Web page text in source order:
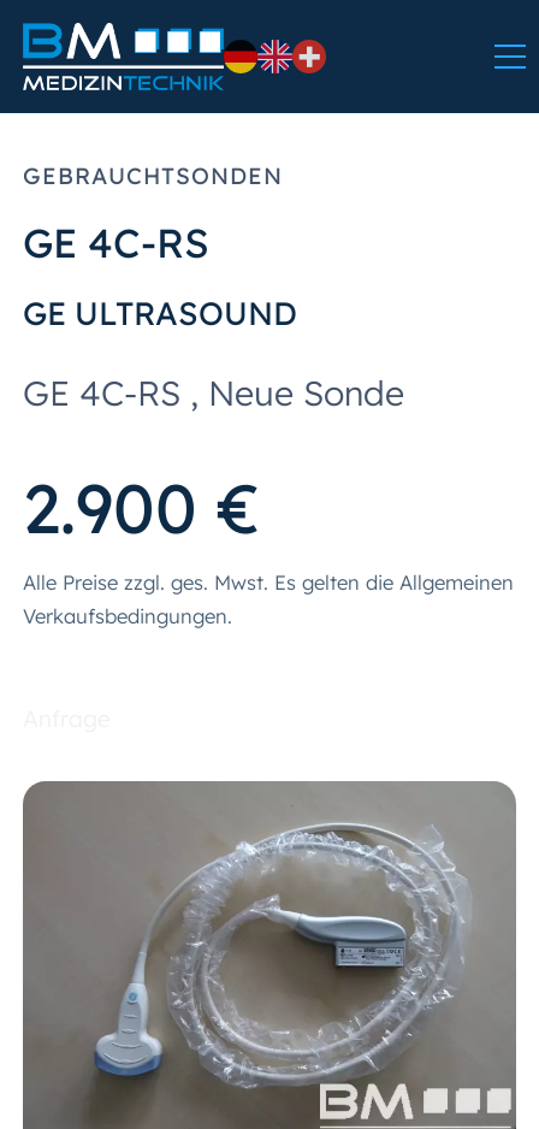
GEBRAUCHTSONDEN
GE 4C-RS
GE ULTRASOUND
GE 4C-RS , Neue Sonde
2.900 €
Alle Preise zzgl. ges. Mwst. Es gelten die Allgemeinen
Verkaufsbedingungen.